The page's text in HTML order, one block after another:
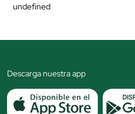
undefined
Descarga nuestra app